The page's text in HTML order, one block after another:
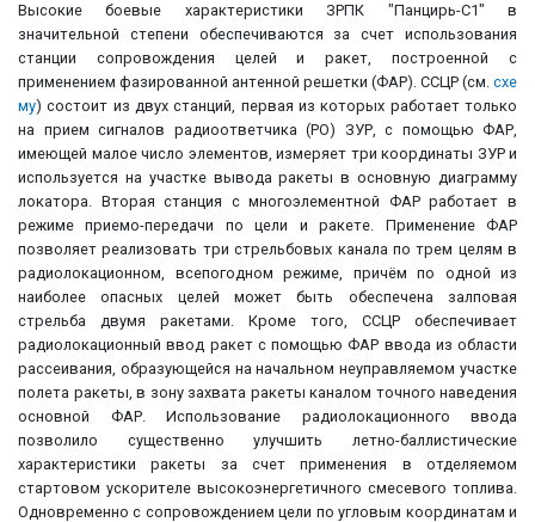
Высокие боевые характеристики ЗРПК "Панцирь-С1" в
значительной степени обеспечиваются за счет использования
станции сопровождения целей и ракет, построенной с
применением фазированной антенной решетки (ФАР). ССЦР (см. схе
му) состоит из двух станций, первая из которых работает только
на прием сигналов радиоответчика (РО) ЗУР, с помощью ФАР,
имеющей малое число элементов, измеряет три координаты ЗУР и
используется на участке вывода ракеты в основную диаграмму
локатора. Вторая станция с многоэлементной ФАР работает в
режиме приемо-передачи по цели и ракете. Применение ФАР
позволяет реализовать три стрельбовых канала по трем целям в
радиолокационном, всепогодном режиме, причём по одной из
наиболее опасных целей может быть обеспечена залповая
стрельба двумя ракетами. Кроме того, ССЦР обеспечивает
радиолокационный ввод ракет с помощью ФАР ввода из области
рассеивания, образующейся на начальном неуправляемом участке
полета ракеты, в зону захвата ракеты каналом точного наведения
основной ФАР. Использование радиолокационного ввода
позволило существенно улучшить летно-баллистические
характеристики ракеты за счет применения в отделяемом
стартовом ускорителе высокоэнергетичного смесевого топлива.
Одновременно с сопровождением цели по угловым координатам и